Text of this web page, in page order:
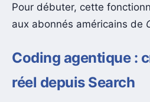
Pour débuter, cette
aux abonnés américains de
Coding agentique :
réel depuis Search